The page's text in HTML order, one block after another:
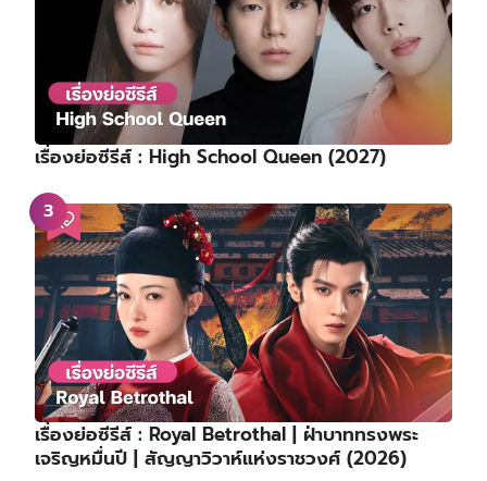
เรื่องย่อซีรีส์ : High School Queen (2027)
เรื่องย่อซีรีส์ : Royal Betrothal | ฝ่าบาททรงพระ
เจริญหมื่นปี | สัญญาวิวาห์แห่งราชวงศ์ (2026)